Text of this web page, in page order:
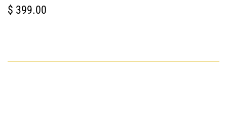
PRECIO
HABITUAL
$ 399.00